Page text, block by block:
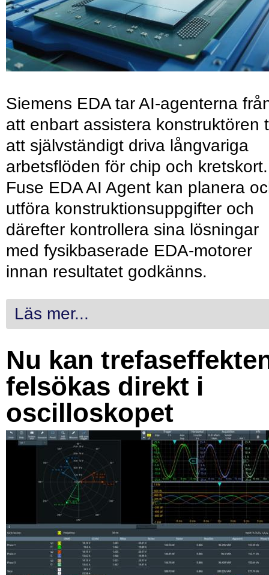
Siemens EDA tar AI-agenterna
att enbart assistera konstruktören
att självständigt driva långvariga
arbetsflöden för chip och kretskort.
Fuse EDA AI Agent kan planera
utföra konstruktionsuppgifter och
därefter kontrollera sina lösningar
med fysikbaserade EDA-motorer
innan resultatet godkänns.
Läs mer...
Nu kan
felsökas direkt i
oscilloskopet